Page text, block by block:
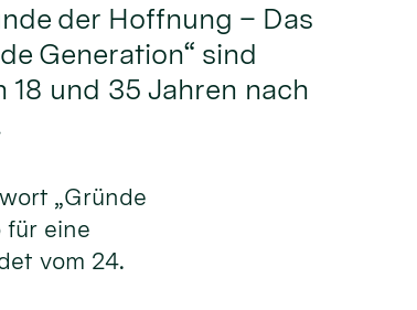
der Hoffnung – Das
Generation“ sind
und 35 Jahren nach
„Gründe
für eine
vom 24.